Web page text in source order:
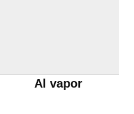
Al vapor